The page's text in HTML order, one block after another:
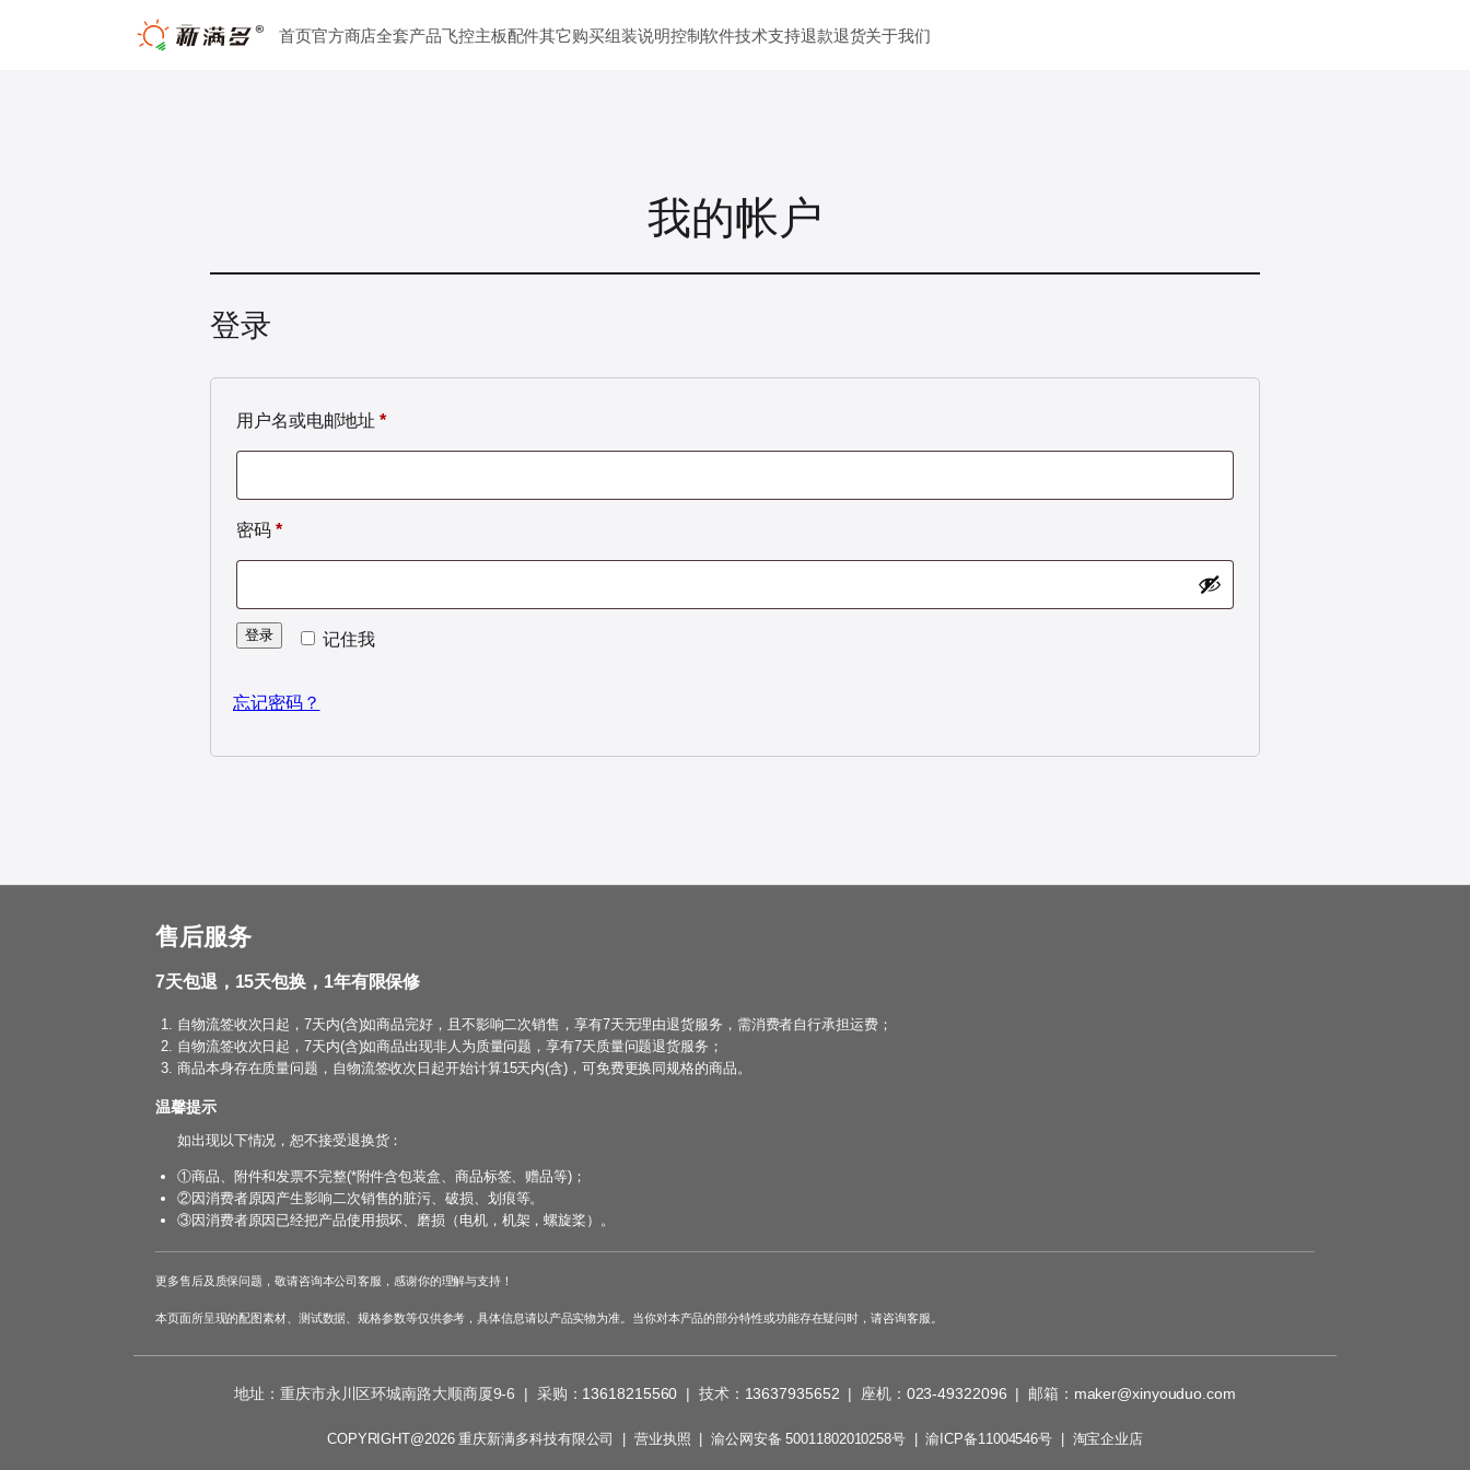
首页官方商店全套产品飞控主板配件其它购买组装说明控制软件技术支持退款退货关于我们
我的帐户
登录
用户名或电邮地址*必
填
密码 *必
填
记住我
登录
忘记密码？
售后服务
7天包退，15天包换，1年有限保修
自物流签收次日起，7天内(含)如商品完好，且不影响二次销售，享有7天无理由退货服务，需消费者自行承担运费；
自物流签收次日起，7天内(含)如商品出现非人为质量问题，享有7天质量问题退货服务；
商品本身存在质量问题，自物流签收次日起开始计算15天内(含)，可免费更换同规格的商品。
温馨提示
如出现以下情况，恕不接受退换货：
①商品、附件和发票不完整(*附件含包装盒、商品标签、赠品等)；
②因消费者原因产生影响二次销售的脏污、破损、划痕等。
③因消费者原因已经把产品使用损坏、磨损（电机，机架，螺旋桨）。
更多售后及质保问题，敬请咨询本公司客服，感谢你的理解与支持！
本页面所呈现的配图素材、测试数据、规格参数等仅供参考，具体信息请以产品实物为准。当你对本产品的部分特性或功能存在疑问时，请咨询客服。
地址：重庆市永川区环城南路大顺商厦9-6 | 采购： 13618215560 | 技术： 13637935652 | 座机： 023-49322096 | 邮箱： maker@xinyouduo.com
COPYRIGHT@2026 重庆新满多科技有限公司 | 营业执照 渝公网安备 50011802010258号|渝ICP备11004546号 淘宝企业店